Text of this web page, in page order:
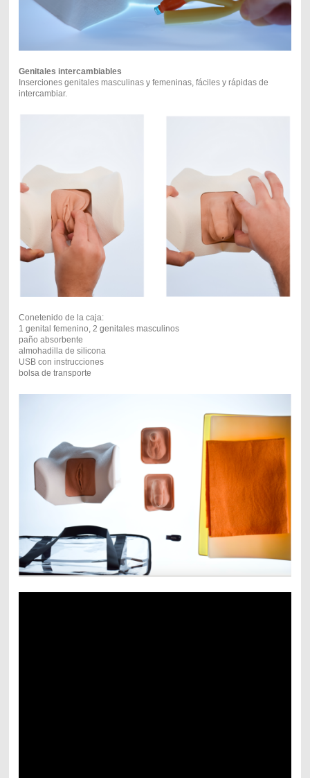
Genitales intercambiables
Inserciones genitales masculinas y femeninas, fáciles y rápidas de
intercambiar.
Conetenido de la caja:
1 genital femenino, 2 genitales masculinos
paño absorbente
almohadilla de silicona
USB con instrucciones
bolsa de transporte